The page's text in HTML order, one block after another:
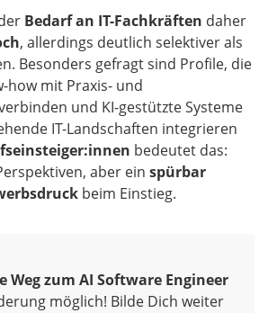
Bedarf an IT-Fachkräften daher
, allerdings deutlich selektiver als
Besonders gefragt sind Profile, die
how mit Praxis- und
und KI-gestützte Systeme
IT-Landschaften integrieren
bedeutet das:
aber ein spürbar
beim Einstieg.
Weg zum AI Software Engineer
möglich! Bilde Dich weiter